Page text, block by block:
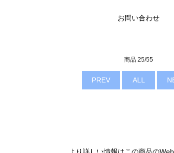
お問い合わせ
商品 25/55
PREV ALL